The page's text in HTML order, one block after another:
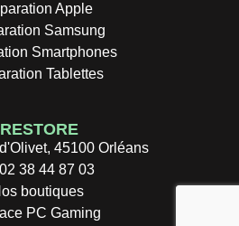
Apple
Samsung
Smartphones
Tablettes
45100 Orléans
02 38 44 87 03
boutiques
PC Gaming